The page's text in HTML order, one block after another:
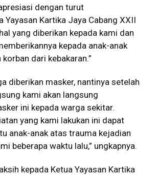
dengan turut
Yayasan Kartika Jaya Cabang XXII
yang diberikan kepada kami dan
kepada anak-anak
dari kebakaran.”
diberikan masker, nantinya setelah
kami akan langsung
ini kepada warga sekitar.
yang kami lakukan ini dapat
anak-anak atas trauma kejadian
beberapa waktu lalu,” ungkapnya.
kepada Ketua Yayasan Kartika